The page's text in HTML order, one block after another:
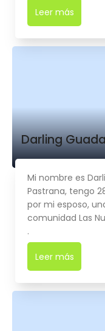
Leer más
Darling
Mi nombre es
Pastrana, tengo
por mi esposo,
comunidad Las
.
Leer más